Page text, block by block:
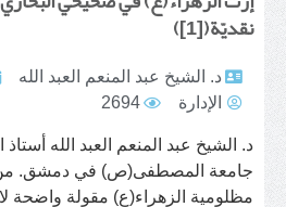
نقديّة([1])
د. الشيخ عبد المنعم العبد الله
الإدارة
2694
د. الشيخ عبد المنعم العبد الله
جامعة المصطفى(ص) في دمشق. من
مظلومية الزهراء(ع) مقولة واضحة